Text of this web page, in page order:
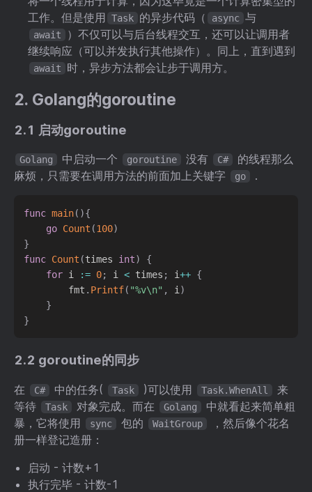
工作。但是使用 Task 的异步代码（ async 与
await
）不仅可以与后台线程交互，还可以让调用者
继续响应（可以并发执行其他操作）。同上，直到遇到
await 时，异步方法都会让步于调用方。
2. Golang的goroutine
2.1 启动goroutine
Golang 中启动一个 goroutine 没有 C#
的线程那么
麻烦，只需要在调用方法的前面加上关键字
go .
func main( ){
go Count (100)
}
func Count (times int)
{
for i := 0; i < times ; i++ {
		fmt
. Printf( "%v\n" , i )
}
}
2.2 goroutine的同步
在 C# 中的任务( Task )可以使用 Task.WhenAll
来
等待
Task 对象完成。而在 Golang
中就看起来简单粗
暴，它将使用
sync 包的 WaitGroup
，然后像个花名
册一样登记造册：
启动 - 计数+1
执行完毕 - 计数-1